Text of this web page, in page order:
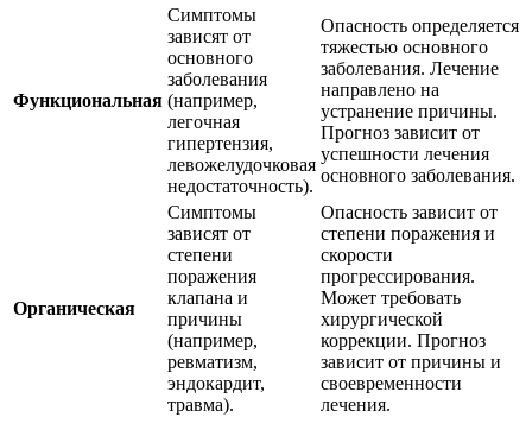
Функциональная
Симптомы
зависят от
основного
заболевания
(например,
легочная
гипертензия,
левожелудочковая
недостаточность).
Опасность определяется
тяжестью основного
заболевания. Лечение
направлено на
устранение причины.
Прогноз зависит от
успешности лечения
основного заболевания.
Органическая
Симптомы
зависят от
степени
поражения
клапана и
причины
(например,
ревматизм,
эндокардит,
травма).
Опасность зависит от
степени поражения и
скорости
прогрессирования.
Может требовать
хирургической
коррекции. Прогноз
зависит от причины и
своевременности
лечения.